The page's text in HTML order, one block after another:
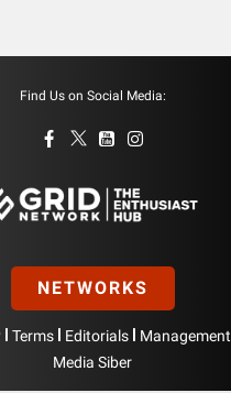
Find Us on Social Media:
NETWORKS
Terms Editorials Management
Media Siber